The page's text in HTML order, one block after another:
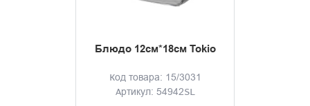
Блюдо 12см*18см Tokio
Код товара: 15/3031
Артикул: 54942SL